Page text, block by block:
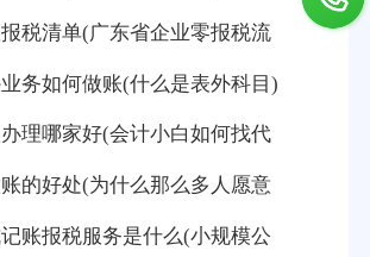
税清单(广东省企业零报税流
务如何做账(什么是表外科目)
理哪家好(会计小白如何找代
的好处(为什么那么多人愿意
账报税服务是什么(小规模公